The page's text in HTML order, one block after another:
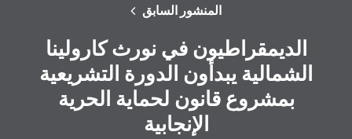
المنشور السابق
الديمقراطيون في نورث كارولينا
الشمالية يبدأون الدورة التشريعية
بمشروع قانون لحماية الحرية
الإنجابية